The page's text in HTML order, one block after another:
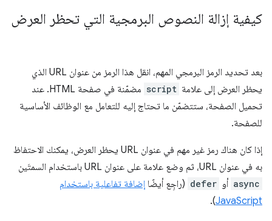
كيفية إزالة النصوص البرمجية التي تحظر العرض
بعد تحديد الرمز البرمجي المهم، انقل هذا الرمز من عنوان URL الذي
يحظر العرض إلى علامة script
مضمّنة في صفحة HTML. عند
تحميل الصفحة، ستتضمّن ما تحتاج إليه للتعامل مع الوظائف الأساسية
للصفحة.
إذا كان هناك رمز غير مهم في عنوان URL يحظر العرض، يمكنك الاحتفاظ
به في عنوان URL، ثم وضع علامة على عنوان URL باستخدام السمتَين
async أو defer (راجِع أيضًا إضافة تفاعلية باستخدام
JavaScript
).